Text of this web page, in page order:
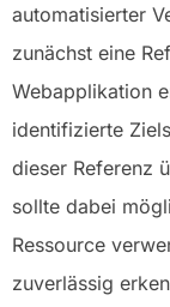
automatisierter
zunächst eine
Webapplikation
identifizierte
dieser Referenz
sollte dabei
Ressource
zuverlässig